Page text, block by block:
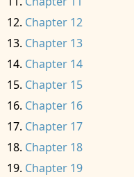
Chapter 12
Chapter 13
Chapter 14
Chapter 15
Chapter 16
Chapter 17
Chapter 18
Chapter 19